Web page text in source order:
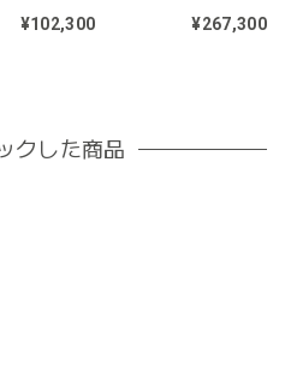
¥102,300 ¥267,300
クした商品